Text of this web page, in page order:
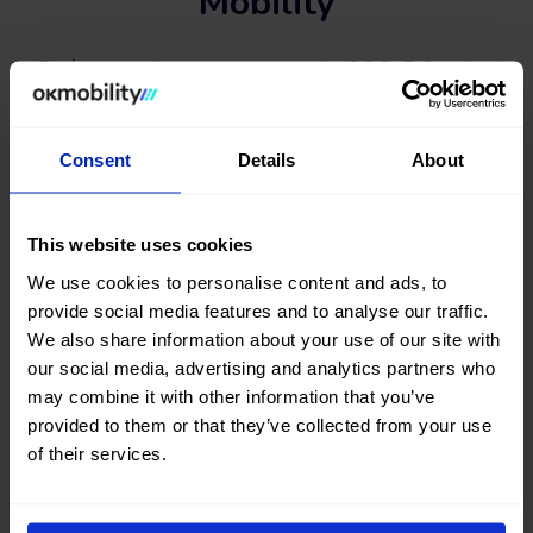
Consent Details About
This website uses cookies
We use cookies to personalise content and ads, to
provide social media features and to analyse our traffic.
We also share information about your use of our site with
our social media, advertising and analytics partners who
may combine it with other information that you’ve
provided to them or that they’ve collected from your use
of their services.
¿Estás pensando en comprar un coche DS Ds7 Crossback
de segunda mano? Has llegado al sitio adecuado. Tanto en
nuestras stores de venta
marca DS Ds7 Crossback al mejor precio.
#casinuevo entre una gran selección de vehículos de
diferente carrocería, color, nº de puertas, combustible y tipo
de cambio. También podrás afinar tu búsqueda filtrando
según nº de kilómetros, precio total del vehículo o cuota de
financiación.
¿A qué esperas? Encuentra ahora tu próximo coche DS Ds7
Crossback de segunda mano y ocasión en okmobility.com.